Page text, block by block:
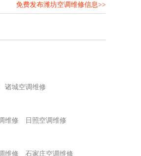
免费发布潍坊空调维修信息>>
诸城空调维修
维修
日照空调维修
维修 石家庄空调维修